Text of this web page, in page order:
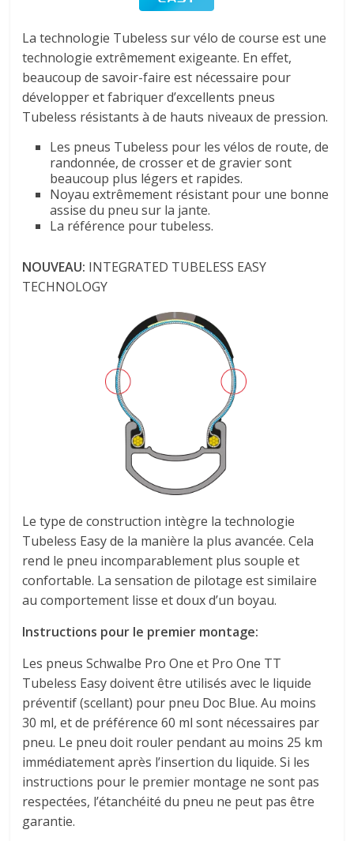
La technologie Tubeless sur vélo de course est une
technologie extrêmement exigeante. En effet,
beaucoup de savoir-faire est nécessaire pour
développer et fabriquer d’excellents pneus
Tubeless résistants à de hauts niveaux de pression.
Les pneus Tubeless pour les vélos de route, de
randonnée, de crosser et de gravier sont
beaucoup plus légers et rapides.
Noyau extrêmement résistant pour une bonne
assise du pneu sur la jante.
La référence pour tubeless.
NOUVEAU: INTEGRATED TUBELESS EASY
TECHNOLOGY
Le type de construction intègre la technologie
Tubeless Easy de la manière la plus avancée. Cela
rend le pneu incomparablement plus souple et
confortable. La sensation de pilotage est similaire
au comportement lisse et doux d’un boyau.
Instructions pour le premier montage:
Les pneus Schwalbe Pro One et Pro One TT
Tubeless Easy doivent être utilisés avec le liquide
préventif (scellant) pour pneu Doc Blue. Au moins
30 ml, et de préférence 60 ml sont nécessaires par
pneu. Le pneu doit rouler pendant au moins 25 km
immédiatement après l’insertion du liquide. Si les
instructions pour le premier montage ne sont pas
respectées, l’étanchéité du pneu ne peut pas être
garantie.